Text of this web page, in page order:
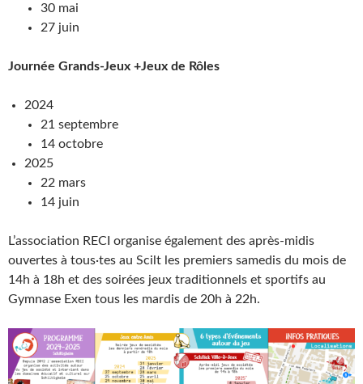
30 mai
27 juin
Journée Grands-Jeux +Jeux de Rôles
2024
21 septembre
14 octobre
2025
22 mars
14 juin
L’association RECI organise également des après-midis
ouvertes à tous·tes au Scilt les premiers samedis du mois de
14h à 18h et des soirées jeux traditionnels et sportifs au
Gymnase Exen tous les mardis de 20h à 22h.